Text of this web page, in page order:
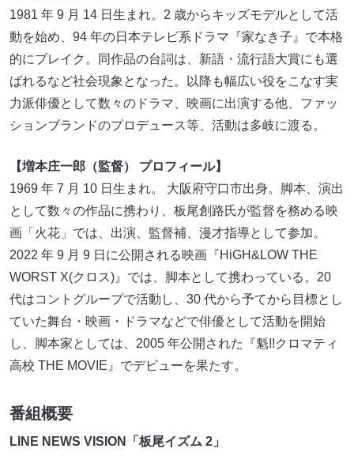
1981 年 9 月 14 日生まれ。2 歳からキッズモデルとして活
動を始め、94 年の日本テレビ系ドラマ『家なき子』で本格
的にブレイク。同作品の台詞は、新語・流行語大賞にも選
ばれるなど社会現象となった。以降も幅広い役をこなす実
力派俳優として数々のドラマ、映画に出演する他、ファッ
ションブランドのプロデュース等、活動は多岐に渡る。
【増本庄一郎（監督） プロフィール】
1969 年 7 月 10 日生まれ。 大阪府守口市出身。脚本、演出
として数々の作品に携わり、板尾創路氏が監督を務める映
画「火花」では、出演、監督補、漫才指導として参加。
2022 年 9 月 9 日に公開される映画『HiGH&LOW THE
WORST X(クロス)』では、脚本として携わっている。20
代はコントグループで活動し、30 代から予てから目標とし
ていた舞台・映画・ドラマなどで俳優として活動を開始
し、脚本家としては、2005 年公開された『魁!!クロマティ
高校 THE MOVIE』でデビューを果たす。
番組概要
LINE NEWS VISION「板尾イズム 2」